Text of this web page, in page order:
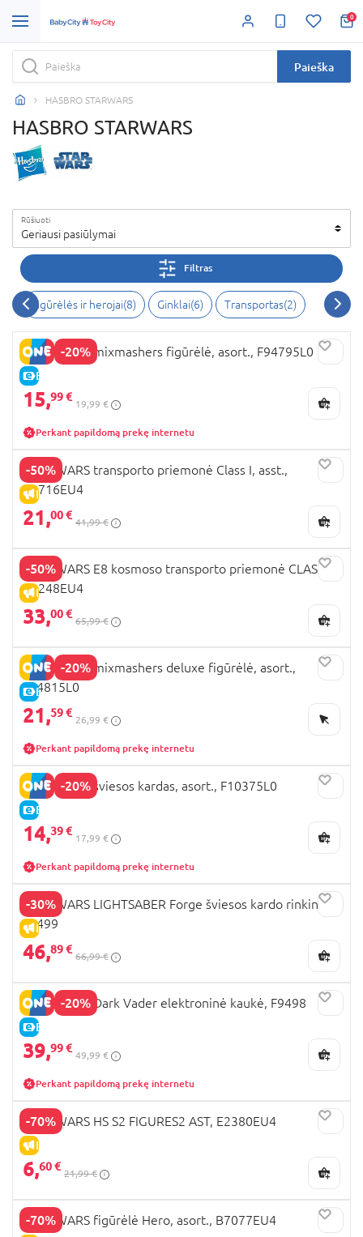
0
Paieška
HASBRO STARWARS
HASBRO STARWARS
Rūšiuoti
Geriausi pasiūlymai
Filtras
Figūrėlės ir herojai(8) Ginklai(6) Transportas(2)
-20%
E-KAINA
STAR WARS mixmashers figūrėlė, asort., F94795L0
15,99 €
19,99 €
Perkant papildomą prekę internetu
-50%
IŠPARDAVIMAS
STAR WARS transporto priemonė Class I, asst.,
B3716EU4
21,00 €
41,99 €
-50%
IŠPARDAVIMAS
STAR WARS E8 kosmoso transporto priemonė CLASS B,
C1248EU4
33,00 €
65,99 €
-20%
E-KAINA
STAR WARS mixmashers deluxe figūrėlė, asort.,
F94815L0
21,59 €
26,99 €
Perkant papildomą prekę internetu
-20%
E-KAINA
STAR WARS šviesos kardas, asort., F10375L0
14,39 €
17,99 €
Perkant papildomą prekę internetu
-30%
IŠPARDAVIMAS
STAR WARS LIGHTSABER Forge šviesos kardo rinkinys,
F9499
46,89 €
66,99 €
-20%
E-KAINA
STAR WARS Dark Vader elektroninė kaukė, F9498
39,99 €
49,99 €
Perkant papildomą prekę internetu
-70%
IŠPARDAVIMAS
STAR WARS HS S2 FIGURES2 AST, E2380EU4
6,60 €
21,99 €
-70%
STAR WARS figūrėlė Hero, asort., B7077EU4